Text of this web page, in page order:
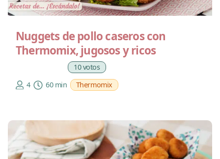
Nuggets de pollo caseros con
Thermomix, jugosos y ricos
10 votos
4
60 min Thermomix